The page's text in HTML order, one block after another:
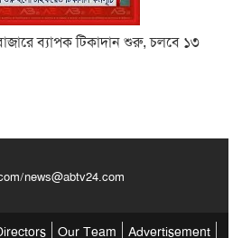
ব্যাপক টিকাদান শুরু, চলবে ১৩
/news@abtv24.com
Our Team Advertisement